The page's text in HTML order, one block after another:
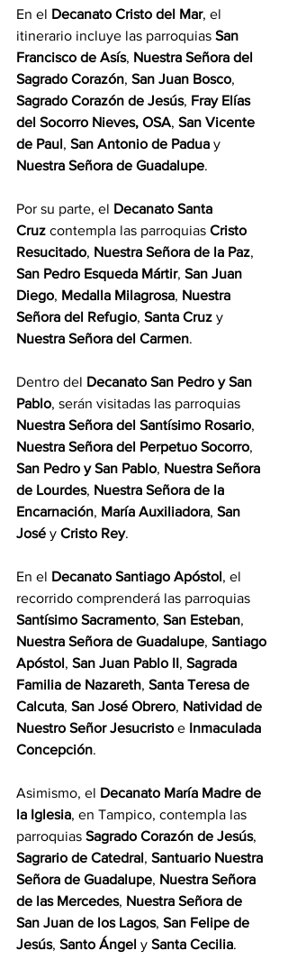
En el Decanato Cristo del Mar, el
itinerario incluye las parroquias San
Francisco de Asís, Nuestra Señora del
Sagrado Corazón, San Juan Bosco,
Sagrado Corazón de Jesús, Fray Elías
del Socorro Nieves, OSA, San Vicente
de Paul, San Antonio de Padua y
Nuestra Señora de Guadalupe.
Por su parte, el Decanato Santa
Cruz contempla las parroquias Cristo
Resucitado, Nuestra Señora de la Paz,
San Pedro Esqueda Mártir, San Juan
Diego, Medalla Milagrosa, Nuestra
Señora del Refugio, Santa Cruz y
Nuestra Señora del Carmen.
Dentro del Decanato San Pedro y San
Pablo, serán visitadas las parroquias
Nuestra Señora del Santísimo Rosario,
Nuestra Señora del Perpetuo Socorro,
San Pedro y San Pablo, Nuestra Señora
de Lourdes, Nuestra Señora de la
Encarnación, María Auxiliadora, San
José y Cristo Rey.
En el Decanato Santiago Apóstol, el
recorrido comprenderá las parroquias
Santísimo Sacramento, San Esteban,
Nuestra Señora de Guadalupe, Santiago
Apóstol, San Juan Pablo II, Sagrada
Familia de Nazareth, Santa Teresa de
Calcuta, San José Obrero, Natividad de
Nuestro Señor Jesucristo e Inmaculada
Concepción.
Asimismo, el Decanato María Madre de
la Iglesia, en Tampico, contempla las
parroquias Sagrado Corazón de Jesús,
Sagrario de Catedral, Santuario Nuestra
Señora de Guadalupe, Nuestra Señora
de las Mercedes, Nuestra Señora de
San Juan de los Lagos, San Felipe de
Jesús, Santo Ángel y Santa Cecilia.